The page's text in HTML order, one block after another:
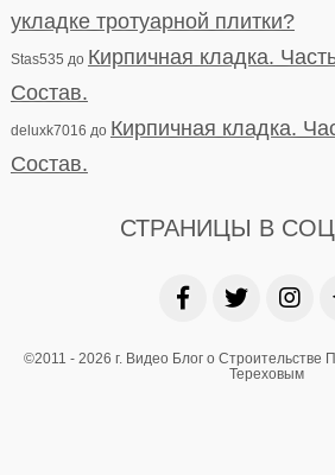
укладке тротуарной плитки?
Stas535 до Кирпичная кладка.
Состав.
deluxk7016 до Кирпичная кладка.
Состав.
СТРАНИЦЫ В
©2011 - 2026 г. Видео Блог о Строительстве
Тереховым